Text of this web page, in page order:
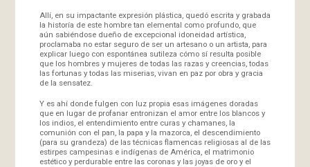
Allí, en su impactante expresión plástica, quedó escrita y grabada
la historía de este hombre tan elemental como profundo, que
aún sabiéndose dueño de excepcional idoneidad artística,
proclamaba no estar seguro de ser un artesano o un artista, para
explicar luego con espontánea sutileza cómo sí resulta posible
que los hombres y mujeres de todas las razas y creencias, todas
las fortunas y todas las miserias, vivan en paz por obra y gracia
de la sensatez.
Y es ahí donde fulgen con luz propia esas imágenes doradas
que en lugar de profanar entronizan el amor entre los blancos y
los indios, el entendimiento entre curas y chamanes, la
comunión con el pan, la papa y la mazorca, el descendimiento
(para su grandeza) de las técnicas flamencas religiosas al de las
estirpes campesinas e indígenas de América, el matrimonio
estético y perdurable entre las coronas y las joyas de oro y el